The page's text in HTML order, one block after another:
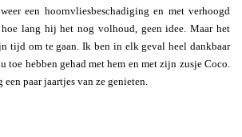
een hoornvliesbeschadiging en met verhoogd
lang hij het nog volhoud, geen idee. Maar het
tijd om te gaan. Ik ben in elk geval heel dankbaar
toe hebben gehad met hem en met zijn zusje Coco.
paar jaartjes van ze genieten.